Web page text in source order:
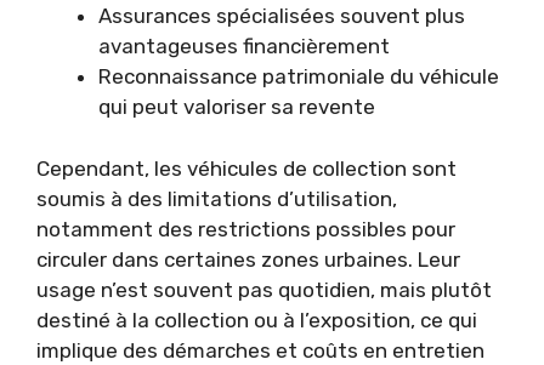
Assurances spécialisées souvent plus
avantageuses financièrement
Reconnaissance patrimoniale du véhicule
qui peut valoriser sa revente
Cependant, les véhicules de collection sont
soumis à des limitations d’utilisation,
notamment des restrictions possibles pour
circuler dans certaines zones urbaines. Leur
usage n’est souvent pas quotidien, mais plutôt
destiné à la collection ou à l’exposition, ce qui
implique des démarches et coûts en entretien